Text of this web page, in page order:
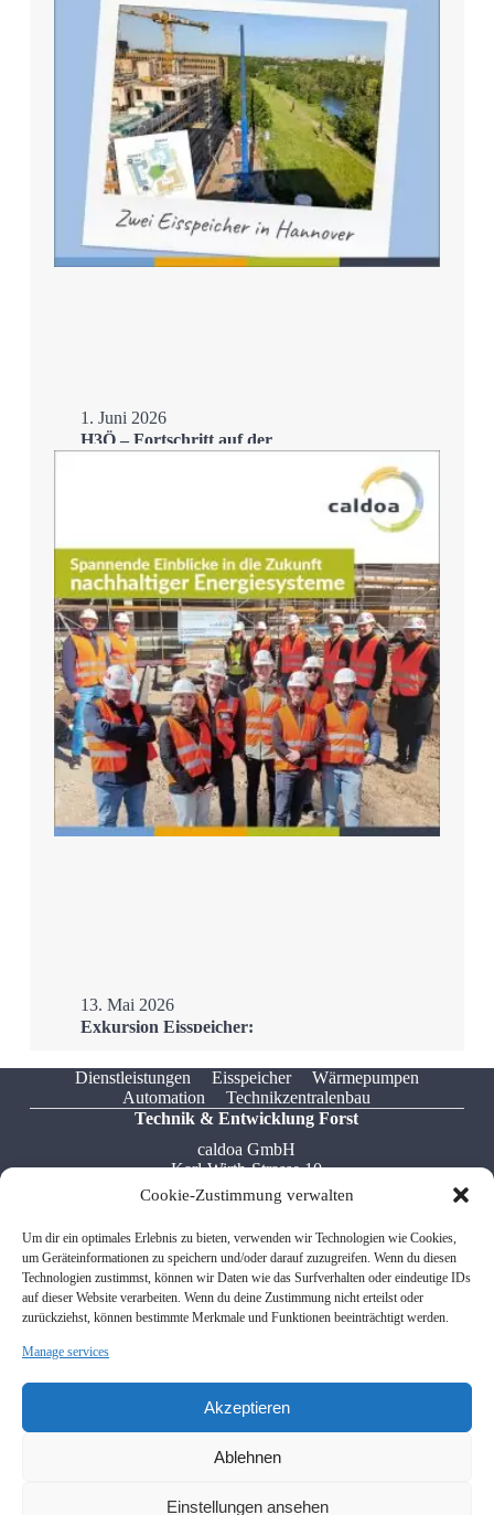
Cookie-Zustimmung verwalten
Um dir ein optimales Erlebnis zu bieten, verwenden wir Technologien wie Cookies,
um Geräteinformationen zu speichern und/oder darauf zuzugreifen. Wenn du diesen
Technologien zustimmst, können wir Daten wie das Surfverhalten oder eindeutige IDs
auf dieser Website verarbeiten. Wenn du deine Zustimmung nicht erteilst oder
zurückziehst, können bestimmte Merkmale und Funktionen beeinträchtigt werden.
Manage services
Akzeptieren
Ablehnen
Einstellungen ansehen
1. Juni 2026
H3Ö – Fortschritt auf der
13. Mai 2026
Exkursion Eisspeicher:
Besuch im H3Ö
Mehr
Dienstleistungen Eisspeicher
Wärmepumpen
Automation
Technikzentralenbau
Technik & Entwicklung Forst
caldoa GmbH
Karl-Wirth-Strasse 10
76694 Forst
Tel: +49 7251 / 322 549 5
Fax: +49 7541 / 599 767 8
Email: info[at]caldoa.de
Donaustrasse 12
88046 Friedrichshafen
Tel: +49 7541 / 599 767 0